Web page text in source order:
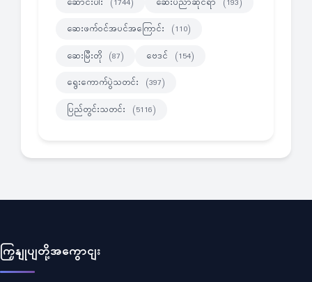
(1744) (193)
ဆေးဖက်ဝင်အပင်အကြောင်း (110)
ဆေးမြီးတို (87) ဗေဒင် (154)
ရွေးကောက်ပွဲသတင်း (397)
ပြည်တွင်းသတင်း (5116)
ကြှနျုပျတို့အကွောငျး